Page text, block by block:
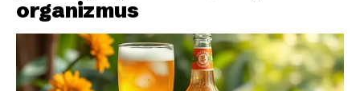
organizmus